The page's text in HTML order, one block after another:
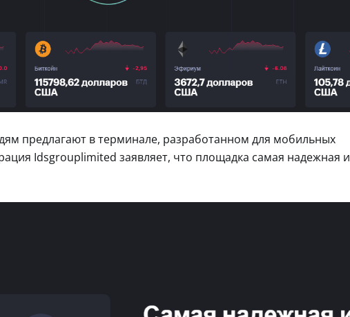
предлагают в терминале, разработанном для мобильных
Idsgrouplimited заявляет, что площадка самая надежная и